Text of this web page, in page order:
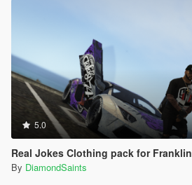
5.0
Real Jokes Clothing pack for Franklin
By DiamondSaints